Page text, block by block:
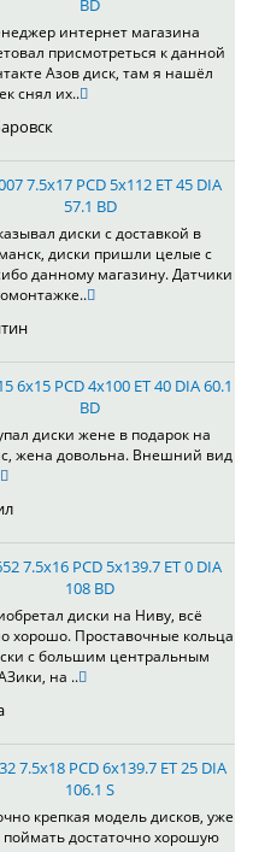
BD
интернет магазина
присмотреться к данной
Азов диск, там я нашёл
снял их..
7.5x17 PCD 5x112 ET 45 DIA
57.1 BD
диски с доставкой в
диски пришли целые с
данному магазину. Датчики
6x15 PCD 4x100 ET 40 DIA 60.1
BD
диски жене в подарок на
жена довольна. Внешний вид
7.5x16 PCD 5x139.7 ET 0 DIA
108 BD
диски на Ниву, всё
хорошо. Проставочные кольца
с большим центральным
на ..
7.5x18 PCD 6x139.7 ET 25 DIA
106.1 S
крепкая модель дисков, уже
поймать достаточно хорошую